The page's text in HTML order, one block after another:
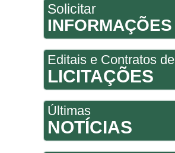
Solicitar
INFORMAÇÕES
Editais e Contratos de
LICITAÇÕES
Últimas
NOTÍCIAS